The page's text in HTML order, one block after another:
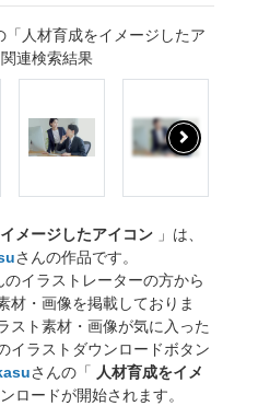
「人材育成をイメージしたア
連検索結果
メージしたアイコン 」は、
さんの作品です。
イラストレーターの方から
材・画像を掲載しておりま
スト素材・画像が気に入った
イラストダウンロードボタン
さんの「 人材育成をイメ
ロードが開始されます。